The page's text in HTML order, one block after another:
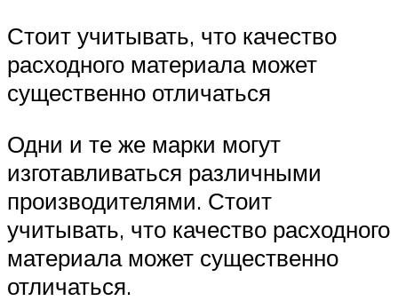
Стоит учитывать, что качество
расходного материала может
существенно отличаться
Одни и те же марки могут
изготавливаться различными
производителями. Стоит
учитывать, что качество расходного
материала может существенно
отличаться.